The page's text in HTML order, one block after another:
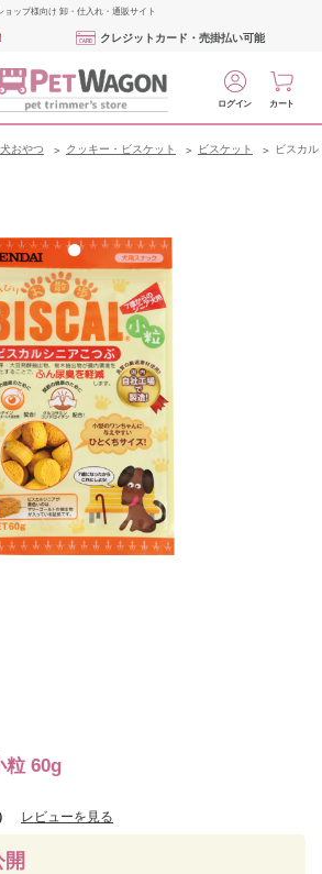
ップ様向け 卸・仕入れ・通販サイト
クレジットカード・売掛払い可能
ログイン カート
犬おやつ クッキー・ビスケット ビスケット ビスカ
粒 60g
レビューを見る